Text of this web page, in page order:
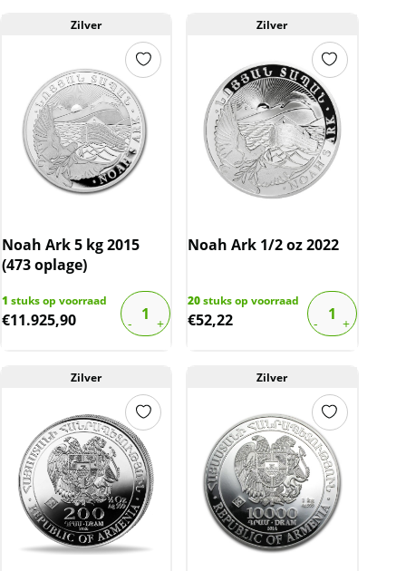
Zilver
Noah Ark 5 kg 2015
(473 oplage)
1 stuks op voorraad
€11.925,90
Zilver
Noah Ark 1/2 oz 2022
20stuks op voorraad
€52,22
Zilver Zilver